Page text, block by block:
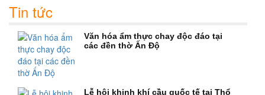
Tin tức
Văn hóa ẩm thực chay độc đáo tại
các đền thờ Ấn Độ
Lễ hội khinh khí cầu quốc tế tại Thổ